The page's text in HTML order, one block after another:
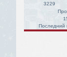
3229
Последний